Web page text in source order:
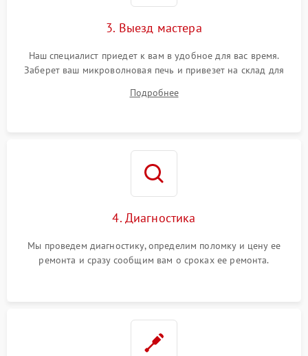
3. Выезд мастера
Наш специалист приедет к вам в удобное для вас время.
Заберет ваш микроволновая печь и привезет на склад для
Подробнее
4. Диагностика
Мы проведем диагностику, определим поломку и цену ее
ремонта и сразу сообщим вам о сроках ее ремонта.